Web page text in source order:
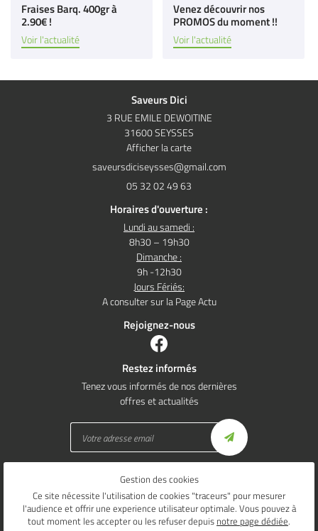
& Exclu
Contact
Fraises Barq. 400gr à
2.90€ !
Voir l'actualité
Venez découvrir nos
PROMOS du moment !!
Voir l'actualité
Saveurs Dici
3 RUE EMILE DEWOITINE
31600 SEYSSES
Afficher la carte
05 32 02 49 63
Horaires d'ouverture :
Lundi au samedi :
8h30 – 19h30
Dimanche :
9h -12h30
Jours Fériés:
A consulter sur la Page Actu
Rejoignez-nous
Restez informés
Tenez vous informés de nos dernières
offres et actualités
Mentions Légales
Conditions générales d'utilisation
Politique de confidentialité
Gestion des cookies
Gestion des cookies
Ce site nécessite l'utilisation de cookies "traceurs" pour mesurer
l'audience et offrir une experience utilisateur optimale. Vous pouvez à
tout moment les accepter ou les refuser depuis notre page dédiée.